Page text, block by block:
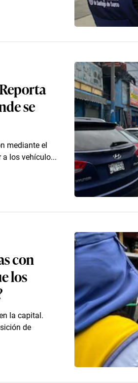
se
mediante el
los vehículo...
con
los
la capital.
de